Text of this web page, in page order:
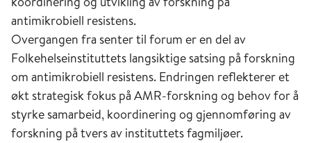
antimikrobiell resistens.
Overgangen fra senter til forum er en del av
Folkehelseinstituttets langsiktige satsing på forskning
om antimikrobiell resistens. Endringen reflekterer et
økt strategisk fokus på AMR-forskning og behov for å
styrke samarbeid, koordinering og gjennomføring av
forskning på tvers av instituttets fagmiljøer.